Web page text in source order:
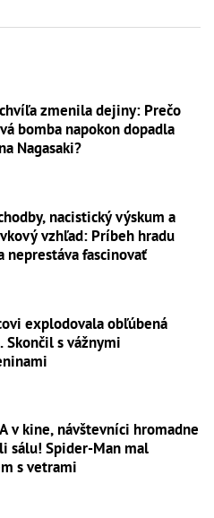
zmenila dejiny: Prečo
bomba napokon dopadla
Nagasaki?
nacistický výskum a
vzhľad: Príbeh hradu
neprestáva fascinovať
explodovala obľúbená
Skončil s vážnymi
v kine, návštevníci hromadne
sálu! Spider-Man mal
s vetrami